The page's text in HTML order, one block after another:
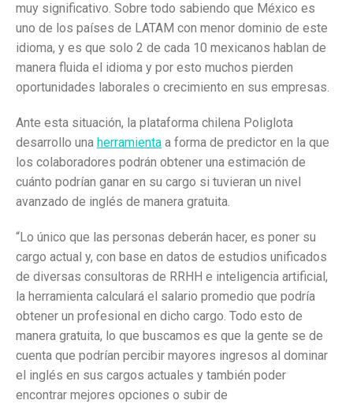
muy significativo. Sobre todo sabiendo que México es
uno de los países de LATAM con menor dominio de este
idioma, y es que solo 2 de cada 10 mexicanos hablan de
manera fluida el idioma y por esto muchos pierden
oportunidades laborales o crecimiento en sus empresas.
Ante esta situación, la plataforma chilena Poliglota
desarrollo una herramienta a forma de predictor en la que
los colaboradores podrán obtener una estimación de
cuánto podrían ganar en su cargo si tuvieran un nivel
avanzado de inglés de manera gratuita.
“Lo único que las personas deberán hacer, es poner su
cargo actual y, con base en datos de estudios unificados
de diversas consultoras de RRHH e inteligencia artificial,
la herramienta calculará el salario promedio que podría
obtener un profesional en dicho cargo. Todo esto de
manera gratuita, lo que buscamos es que la gente se de
cuenta que podrían percibir mayores ingresos al dominar
el inglés en sus cargos actuales y también poder
encontrar mejores opciones o subir de